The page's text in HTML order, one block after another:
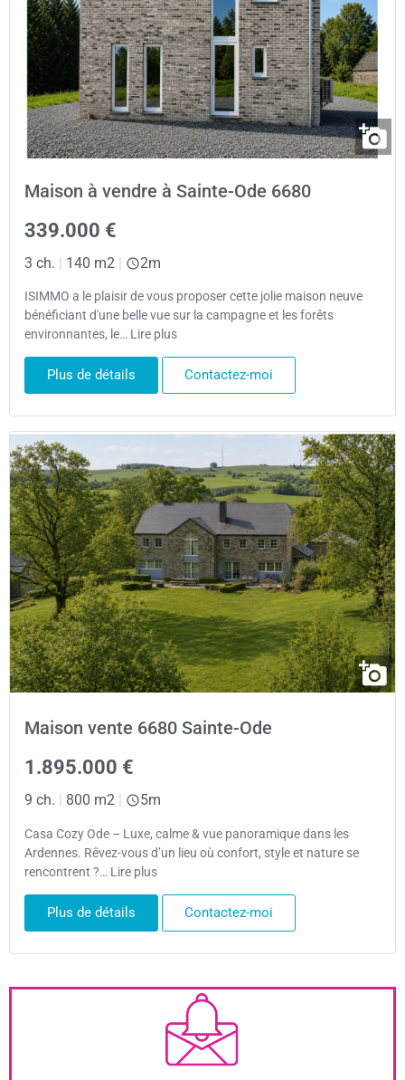
Maison à vendre à Sainte-Ode 6680
339.000 €
3 ch. | 140 m2 | 2m
ISIMMO a le plaisir de vous proposer cette jolie maison neuve
bénéficiant d'une belle vue sur la campagne et les forêts
environnantes, le… Lire plus
Plus de détails Contactez-moi
Maison vente 6680 Sainte-Ode
1.895.000 €
9 ch. 800 m2 5m
Casa Cozy Ode – Luxe, calme & vue panoramique dans les
Ardennes. Rêvez-vous d’un lieu où confort, style et nature se
rencontrent ?… Lire plus
Plus de détails Contactez-moi